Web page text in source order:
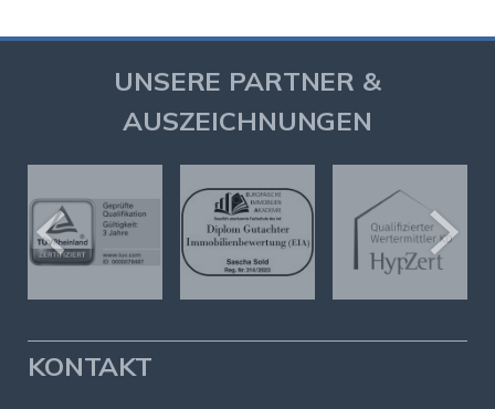
UNSERE PARTNER &
AUSZEICHNUNGEN
KONTAKT